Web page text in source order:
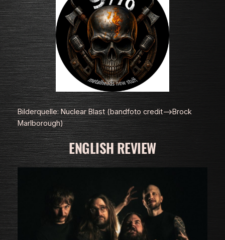
Bilderquelle: Nuclear Blast (bandfoto credit–>Brock
Marlborough)
ENGLISH REVIEW